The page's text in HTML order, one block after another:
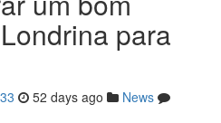
para
52 days ago
News